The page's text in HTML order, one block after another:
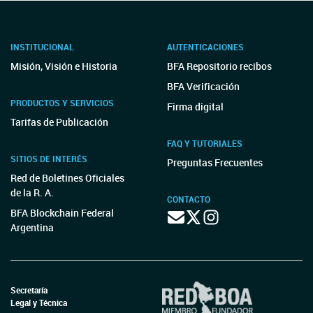
INSTITUCIONAL
Misión, Visión e Historia
PRODUCTOS Y SERVICIOS
Tarifas de Publicación
SITIOS DE INTERÉS
Red de Boletines Oficiales
de la R. A.
BFA Blockchain Federal
Argentina
AUTENTICACIONES
BFA Repositorio recibos
BFA Verificación
Firma digital
FAQ Y TUTORIALES
Preguntas Frecuentes
CONTACTO
Secretaría
Legal y Técnica